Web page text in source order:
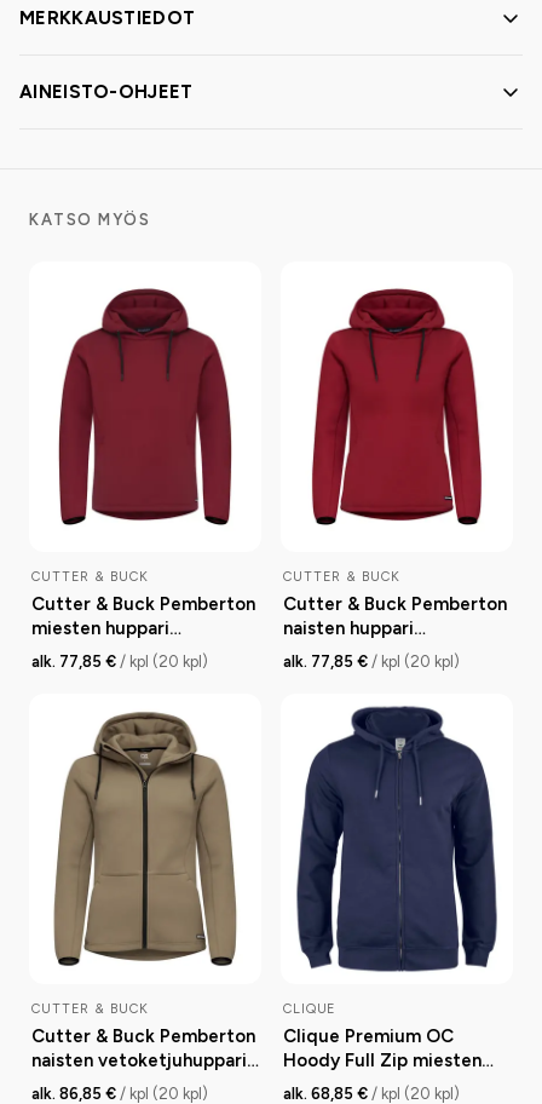
MERKKAUSTIEDOT
AINEISTO-OHJEET
KATSO MYÖS
CUTTER & BUCK
Cutter & Buck Pemberton
miesten huppari
kierrätyskuidusta
alk. 77,85 € / kpl (20 kpl)
CUTTER & BUCK
Cutter & Buck Pemberton
naisten huppari
kierrätyskuidusta
alk. 77,85 € / kpl (20 kpl)
CUTTER & BUCK
Cutter & Buck Pemberton
naisten vetoketjuhuppari
kierrätyskuidusta
alk. 86,85 € / kpl (20 kpl)
CLIQUE
Clique Premium OC
Hoody Full Zip miesten
huppari
alk. 68,85 € / kpl (20 kpl)